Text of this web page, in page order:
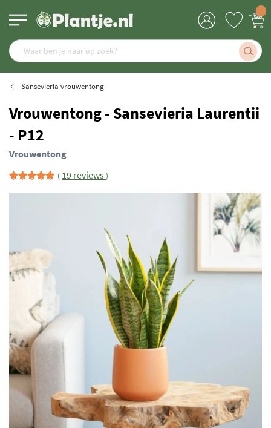
Sansevieria vrouwentong
Vrouwentong - Sansevieria Laurentii
- P12
Vrouwentong
19 reviews